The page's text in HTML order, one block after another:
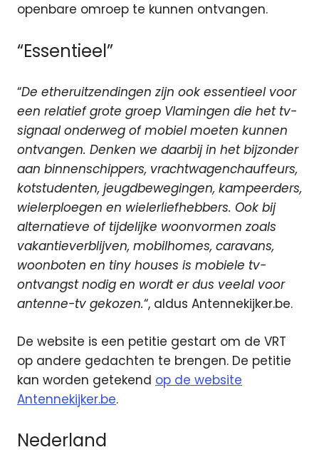
openbare omroep te kunnen ontvangen.
“Essentieel”
“De etheruitzendingen zijn ook essentieel voor
een relatief grote groep Vlamingen die het tv-
signaal onderweg of mobiel moeten kunnen
ontvangen. Denken we daarbij in het bijzonder
aan binnenschippers, vrachtwagenchauffeurs,
kotstudenten, jeugdbewegingen, kampeerders,
wielerploegen en wielerliefhebbers. Ook bij
alternatieve of tijdelijke woonvormen zoals
vakantieverblijven, mobilhomes, caravans,
woonboten en tiny houses is mobiele tv-
ontvangst nodig en wordt er dus veelal voor
antenne-tv gekozen.“, aldus Antennekijker.be.
De website is een petitie gestart om de VRT
op andere gedachten te brengen. De petitie
kan worden getekend op de website
Antennekijker.be.
Nederland